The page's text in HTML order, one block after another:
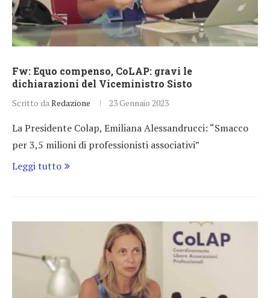
Fw: Equo compenso, CoLAP: gravi le
dichiarazioni del Viceministro Sisto
Scritto da Redazione 23 Gennaio 2023
La Presidente Colap, Emiliana Alessandrucci: “Smacco
per 3,5 milioni di professionisti associativi”
Leggi tutto